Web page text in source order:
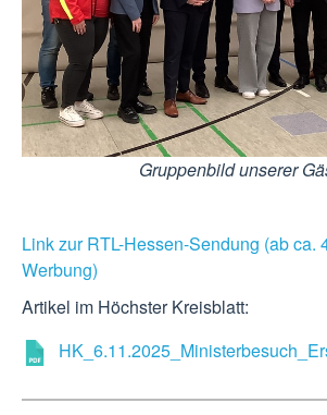
Gruppenbild unserer
Link zur RTL-Hessen-Sendung (ab ca.
Werbung)
Artikel im Höchster Kreisblatt: